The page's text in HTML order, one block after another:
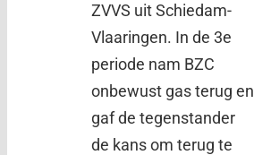
ZVVS uit Schiedam-
Vlaaringen. In de 3e
periode nam BZC
onbewust gas terug en
gaf de tegenstander
de kans om terug te